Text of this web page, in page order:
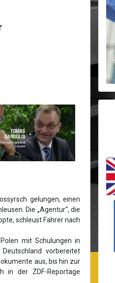
gelungen, einen
Die „Agentur“, die
schleust Fahrer nach
mit Schulungen in
vorbereitet
aus, bis hin zur
in der ZDF-Reportage